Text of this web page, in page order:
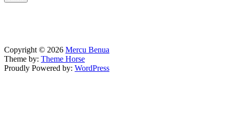
Copyright © 2026 Mercu Benua
Theme by: Theme Horse
Proudly Powered by: WordPress